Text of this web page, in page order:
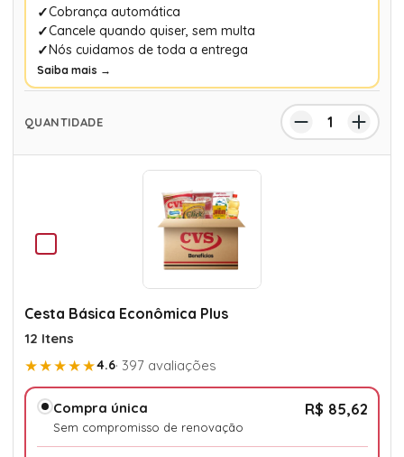
Cobrança automática
Cancele quando quiser, sem multa
Nós cuidamos de toda a entrega
Saiba mais →
Cesta Básica Econômica Plus
12 Itens
★★★★★4.6· 397 avaliações
Compra única
Sem compromisso de renovação
R$ 85,62